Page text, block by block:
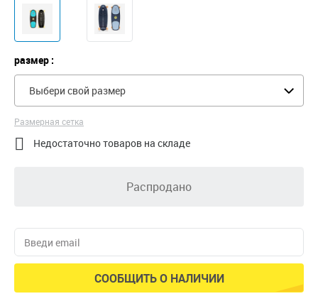
размер :
Выбери свой размер
Размерная сетка
 Недостаточно товаров на складе
Распродано
СООБЩИТЬ О НАЛИЧИИ